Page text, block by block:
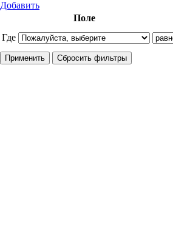
Добавить
Где
Поле